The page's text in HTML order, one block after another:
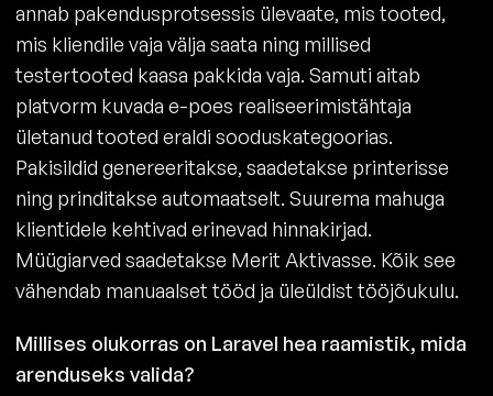
annab pakendusprotsessis ülevaate, mis tooted,
mis kliendile vaja välja saata ning millised
testertooted kaasa pakkida vaja. Samuti aitab
platvorm kuvada e-poes realiseerimistähtaja
ületanud tooted eraldi sooduskategoorias.
Pakisildid genereeritakse, saadetakse printerisse
ning prinditakse automaatselt. Suurema mahuga
klientidele kehtivad erinevad hinnakirjad.
Müügiarved saadetakse Merit Aktivasse. Kõik see
vähendab manuaalset tööd ja üleüldist tööjõukulu.
Millises olukorras on Laravel hea raamistik, mida
arenduseks valida?